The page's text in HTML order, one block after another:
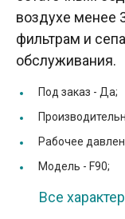
воздухе менее
фильтрам и
обслуживания.
Под заказ - Да;
Рабочее
Модель - F90;
Все